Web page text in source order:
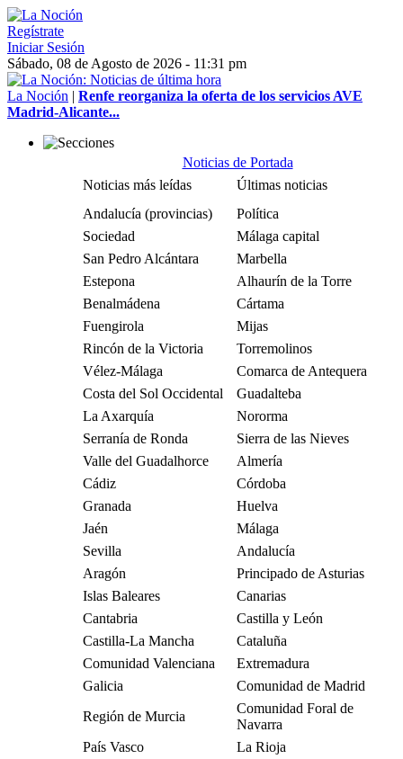
Regístrate
Iniciar Sesión
Sábado, 08 de Agosto de 2026 - 11:31 pm
La Noción | Renfe reorganiza la oferta de los servicios AVE
Madrid-Alicante...
Noticias de Portada
Noticias más leídas
Últimas noticias
Andalucía (provincias)
Política
Sociedad
Málaga capital
San Pedro Alcántara
Marbella
Estepona
Alhaurín de la Torre
Benalmádena
Cártama
Fuengirola
Mijas
Rincón de la Victoria
Torremolinos
Vélez-Málaga
Comarca de Antequera
Costa del Sol Occidental
Guadalteba
La Axarquía
Nororma
Serranía de Ronda
Sierra de las Nieves
Valle del Guadalhorce
Almería
Cádiz
Córdoba
Granada
Huelva
Jaén
Málaga
Sevilla
Andalucía
Aragón
Principado de Asturias
Islas Baleares
Canarias
Cantabria
Castilla y León
Castilla-La Mancha
Cataluña
Comunidad Valenciana
Extremadura
Galicia
Comunidad de Madrid
Región de Murcia
Comunidad Foral de
Navarra
País Vasco
La Rioja